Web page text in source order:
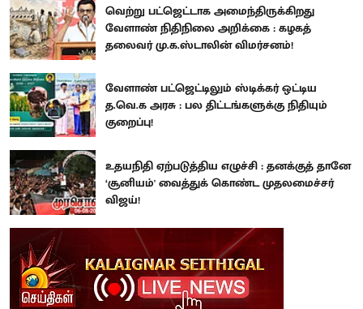
வெற்று பட்ஜெட்டாக அமைந்திருக்கிறது
வேளாண் நிதிநிலை அறிக்கை : கழகத்
தலைவர் மு.க.ஸ்டாலின் விமர்சனம்!
வேளாண் பட்ஜெட்டிலும் ஸ்டிக்கர் ஒட்டிய
த.வெ.க அரசு : பல திட்டங்களுக்கு நிதியும்
குறைப்பு!
உதயநிதி ஏற்படுத்திய எழுச்சி : தனக்குத் தானே
‘சூனியம்' வைத்துக் கொண்ட முதலமைச்சர்
விஜய்!